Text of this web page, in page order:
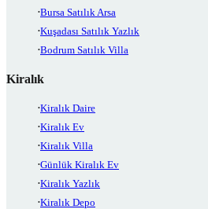
Bursa Satılık Arsa
Kuşadası Satılık Yazlık
Bodrum Satılık Villa
Kiralık
Kiralık Daire
Kiralık Ev
Kiralık Villa
Günlük Kiralık Ev
Kiralık Yazlık
Kiralık Depo